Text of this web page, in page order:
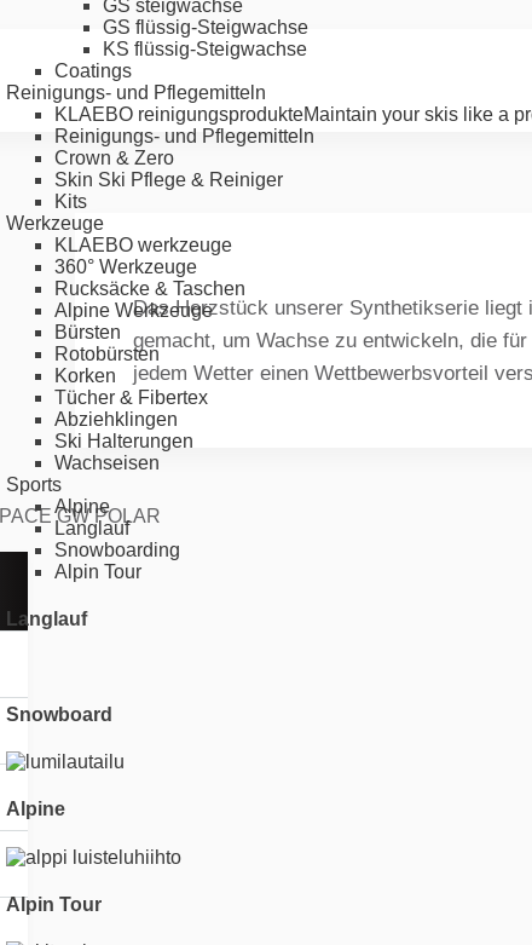
GS steigwachse
GS flüssig-Steigwachse
KS flüssig-Steigwachse
Coatings
Reinigungs- und Pflegemitteln
KLAEBO reinigungsprodukteMaintain your skis like a
Reinigungs- und Pflegemitteln
Crown & Zero
Skin Ski Pflege & Reiniger
Kits
Werkzeuge
KLAEBO werkzeuge
360° Werkzeuge
Rucksäcke & Taschen
Alpine Werkzeuge
Bürsten
Rotobürsten
Korken
Tücher & Fibertex
Abziehklingen
Ski Halterungen
Wachseisen
Sports
Alpine
Langlauf
Snowboarding
Alpin Tour
Langlauf
Snowboard
Alpine
Alpin Tour
Das Herzstück unserer Synthetikserie liegt
gemacht, um Wachse zu entwickeln, die
jedem Wetter einen Wettbewerbsvorteil
PACE GW POLAR